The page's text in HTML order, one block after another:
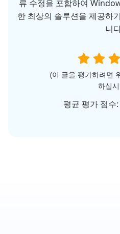
류 수정을 포함하여
한 최상의 솔루션을 제공하
니
(이 글을 평가하려면
하십
평균 평가 점수: